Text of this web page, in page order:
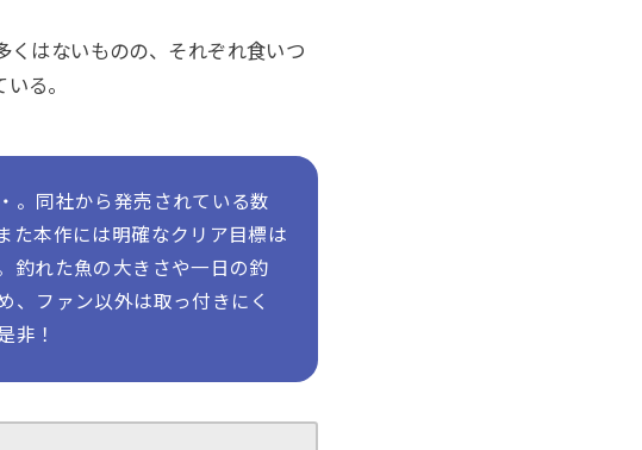
くはないものの、それぞれ食いつ
る。
。同社から発売されている数
た本作には明確なクリア目標は
釣れた魚の大きさや一日の釣
、ファン以外は取っ付きにく
非！